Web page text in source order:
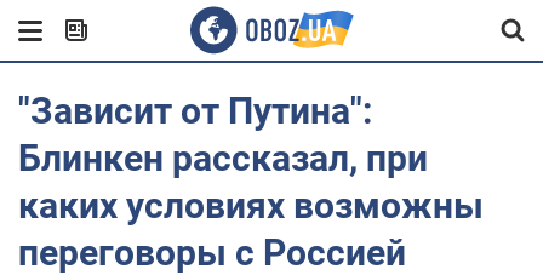
"Зависит от Путина":
Блинкен рассказал, при
каких условиях возможны
переговоры с Россией